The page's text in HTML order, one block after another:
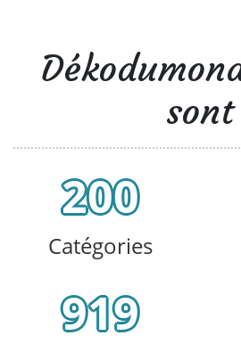
sont
200
Catégories
919